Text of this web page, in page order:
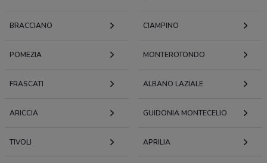
BRACCIANO CIAMPINO
POMEZIA MONTEROTONDO
FRASCATI ALBANO LAZIALE
ARICCIA GUIDONIA MONTECELIO
TIVOLI APRILIA